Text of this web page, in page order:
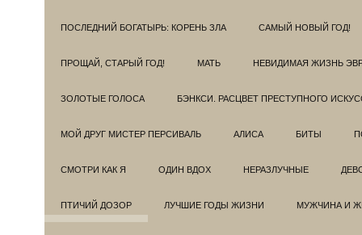
ПОСЛЕДНИЙ БОГАТЫРЬ: КОРЕНЬ ЗЛА САМЫЙ НОВЫЙ ГОД!
ПРОЩАЙ, СТАРЫЙ ГОД! МАТЬ НЕВИДИМАЯ ЖИЗНЬ
ЗОЛОТЫЕ ГОЛОСА БЭНКСИ. РАСЦВЕТ ПРЕСТУПНОГО
МОЙ ДРУГ МИСТЕР ПЕРСИВАЛЬ АЛИСА БИТЫ
СМОТРИ КАК Я ОДИН ВДОХ НЕРАЗЛУЧНЫЕ
ПТИЧИЙ ДОЗОР ЛУЧШИЕ ГОДЫ ЖИЗНИ МУЖЧИНА И